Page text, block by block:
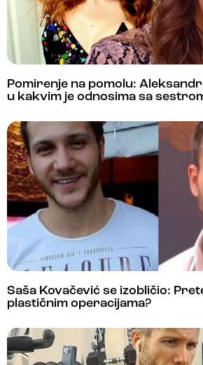
Pomirenje na pomolu:
u kakvim je odnosima sa
Saša Kovačević se izobličio:
plastičnim operacijama?